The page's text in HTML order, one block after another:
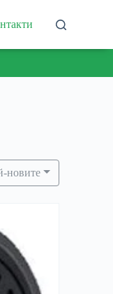
новите